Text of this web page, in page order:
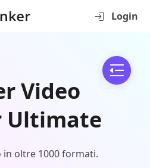
Login
Video
Ultimate
in oltre 1000 formati.